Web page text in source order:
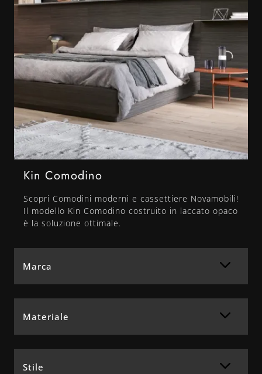
Marca
Materiale
Stile
Kin Comodino
Scopri Comodini moderni e cassettiere Novamobili!
Il modello Kin Comodino costruito in laccato opaco
è la soluzione ottimale.